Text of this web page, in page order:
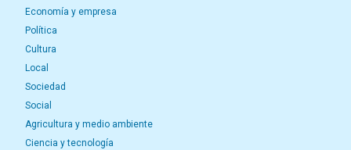
Economía y empresa
Política
Cultura
Local
Sociedad
Social
Agricultura y medio ambiente
Ciencia y tecnología